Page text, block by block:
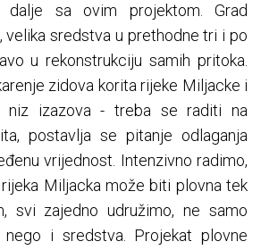
dalje sa ovim projektom. Grad
velika sredstva u prethodne tri i po
u rekonstrukciju samih pritoka.
zidova korita rijeke Miljacke i
izazova - treba se raditi na
postavlja se pitanje odlaganja
vrijednost. Intenzivno radimo,
rijeka Miljacka može biti plovna tek
svi zajedno udružimo, ne samo
nego i sredstva. Projekat plovne